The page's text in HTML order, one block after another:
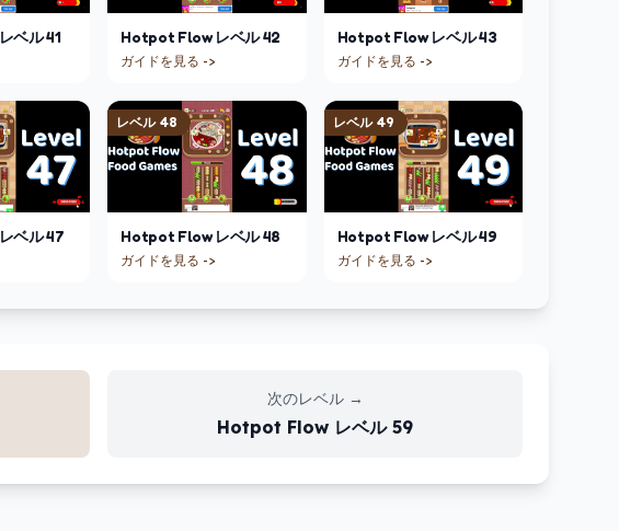
レベル41 Hotpot Flow レベル42
ガイドを見る ->
Hotpot Flow レベル43
ガイドを見る ->
レベル47
レベル 48
Hotpot Flow レベル48
ガイドを見る ->
レベル 49
Hotpot Flow レベル49
ガイドを見る ->
次のレベル→
Hotpot Flow レベル 59